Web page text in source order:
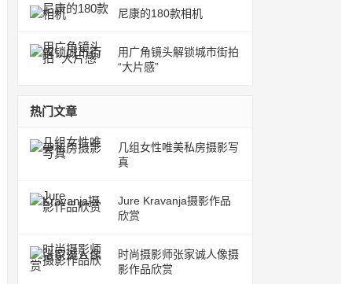
尼康的180款相机
用广角镜头解锁城市街拍
“大片感”
热门文章
几组女性唯美私房摄影写
真
Jure Kravanja摄影作品
欣赏
时尚摄影师张家诚人像摄
影作品欣赏